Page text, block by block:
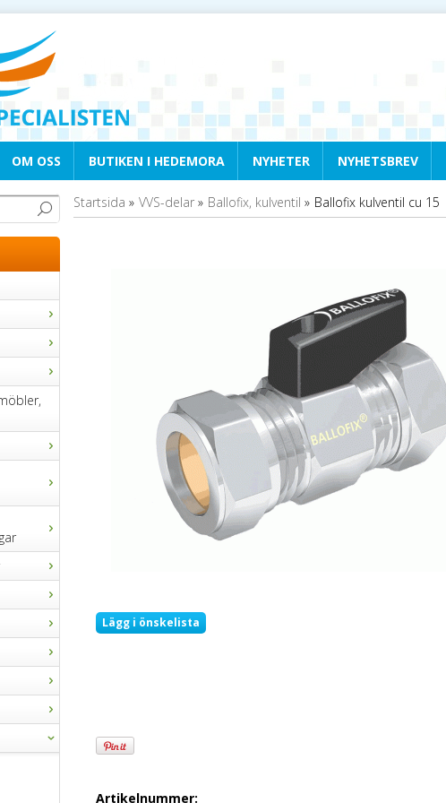
OM OSS BUTIKEN I HEDEMORA NYHETER NYHETSBREV
Startsida » VVS-delar» Ballofix, kulventil » Ballofix kulventil cu 15
Lägg i önskelista
Artikelnummer: